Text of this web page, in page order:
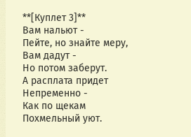
**[Куплет 3]**
Вам нальют -
Пейте, но знайте меру,
Вам дадут -
Но потом заберут.
А расплата придет
Непременно -
Как по щекам
Похмельный уют.